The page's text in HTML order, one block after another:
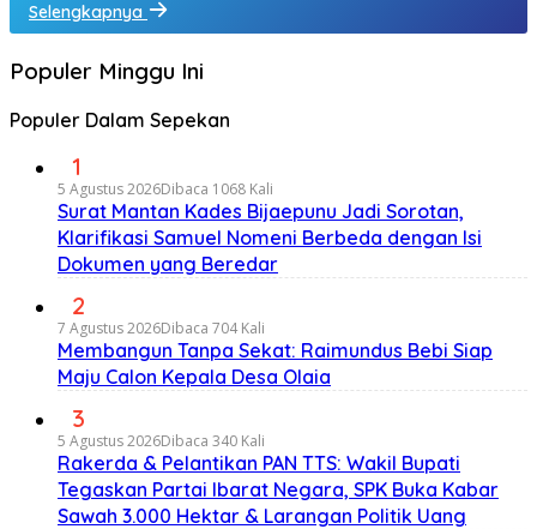
Selengkapnya
Populer Minggu Ini
Populer Dalam Sepekan
1
5 Agustus 2026Dibaca 1068 Kali
Surat Mantan Kades Bijaepunu Jadi Sorotan,
Klarifikasi Samuel Nomeni Berbeda dengan Isi
Dokumen yang Beredar
2
7 Agustus 2026Dibaca 704 Kali
Membangun Tanpa Sekat: Raimundus Bebi Siap
Maju Calon Kepala Desa Olaia
3
5 Agustus 2026Dibaca 340 Kali
Rakerda & Pelantikan PAN TTS: Wakil Bupati
Tegaskan Partai Ibarat Negara, SPK Buka Kabar
Sawah 3.000 Hektar & Larangan Politik Uang